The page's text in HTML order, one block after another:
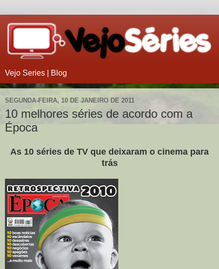
Vejo Series | Blog
SEGUNDA-FEIRA, 10 DE JANEIRO DE 2011
10 melhores séries de acordo com a
Época
As 10 séries de TV que deixaram o cinema para
trás